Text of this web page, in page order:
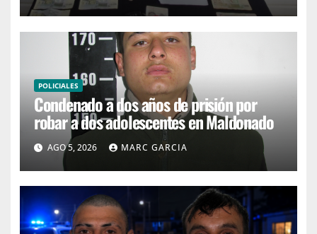
POLICIALES
Condenado a dos años de prisión por
robar a dos adolescentes en Maldonado
AGO 5, 2026 MARC GARCIA